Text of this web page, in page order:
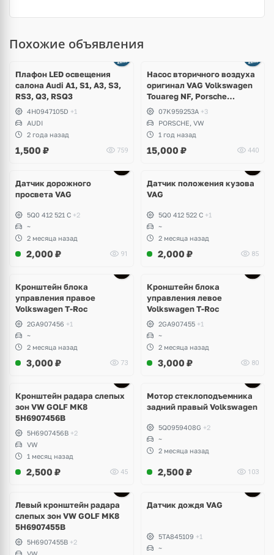
Похожие объявления
Плафон LED освещения
салона Audi A1, S1, A3, S3,
RS3, Q3, RSQ3
4H0947105D +1
AUDI
2 года назад
1,500 ₽ 759
Насос вторичного воздуха
оригинал VAG Volkswagen
Touareg NF, Porsche
Cayenne 958 S Hybrid
07K959253A +3
PORSCHE, VW
1 год назад
15,000 ₽ 440
Датчик дорожного
просвета VAG
5Q0 412 521 C +2
~
2 месяца назад
2,000 ₽ 91
Датчик положения кузова
VAG
5Q0 412 522 C +1
~
2 месяца назад
2,000 ₽ 85
Кронштейн блока
управления правое
Volkswagen T-Roc
2GA907456 +1
~
2 месяца назад
3,000 ₽ 73
Кронштейн блока
управления левое
Volkswagen T-Roc
2GA907455 +1
~
2 месяца назад
3,000 ₽ 80
Кронштейн радара слепых
зон VW GOLF MK8
5H6907456B
5H6907456B +2
VW
1 месяц назад
2,500 ₽ 45
Мотор стеклоподъемника
задний правый Volkswagen
5Q0959408G +2
~
2 месяца назад
2,500 ₽ 103
Левый кронштейн радара
слепых зон VW GOLF MK8
5H6907455B
5H6907455B +2
Датчик дождя VAG
5TA845109 +1
~